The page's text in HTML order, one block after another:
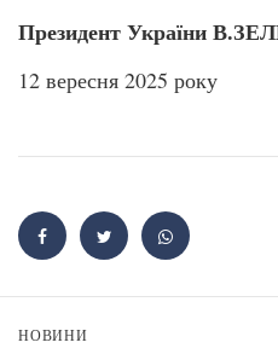
Президент України
12 вересня 2025 року
НОВИНИ